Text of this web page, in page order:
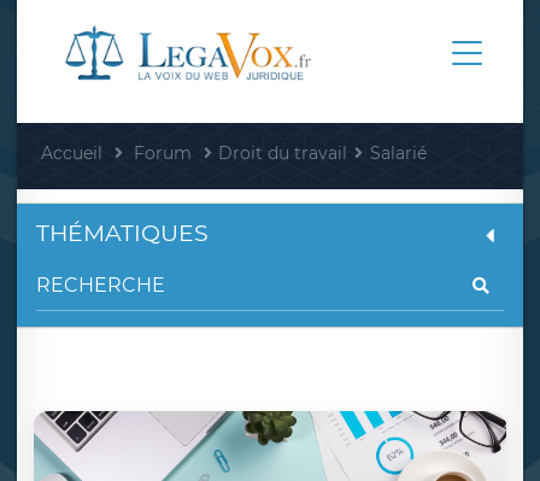
Accueil Forum Droit du travail Salarié
THÉMATIQUES